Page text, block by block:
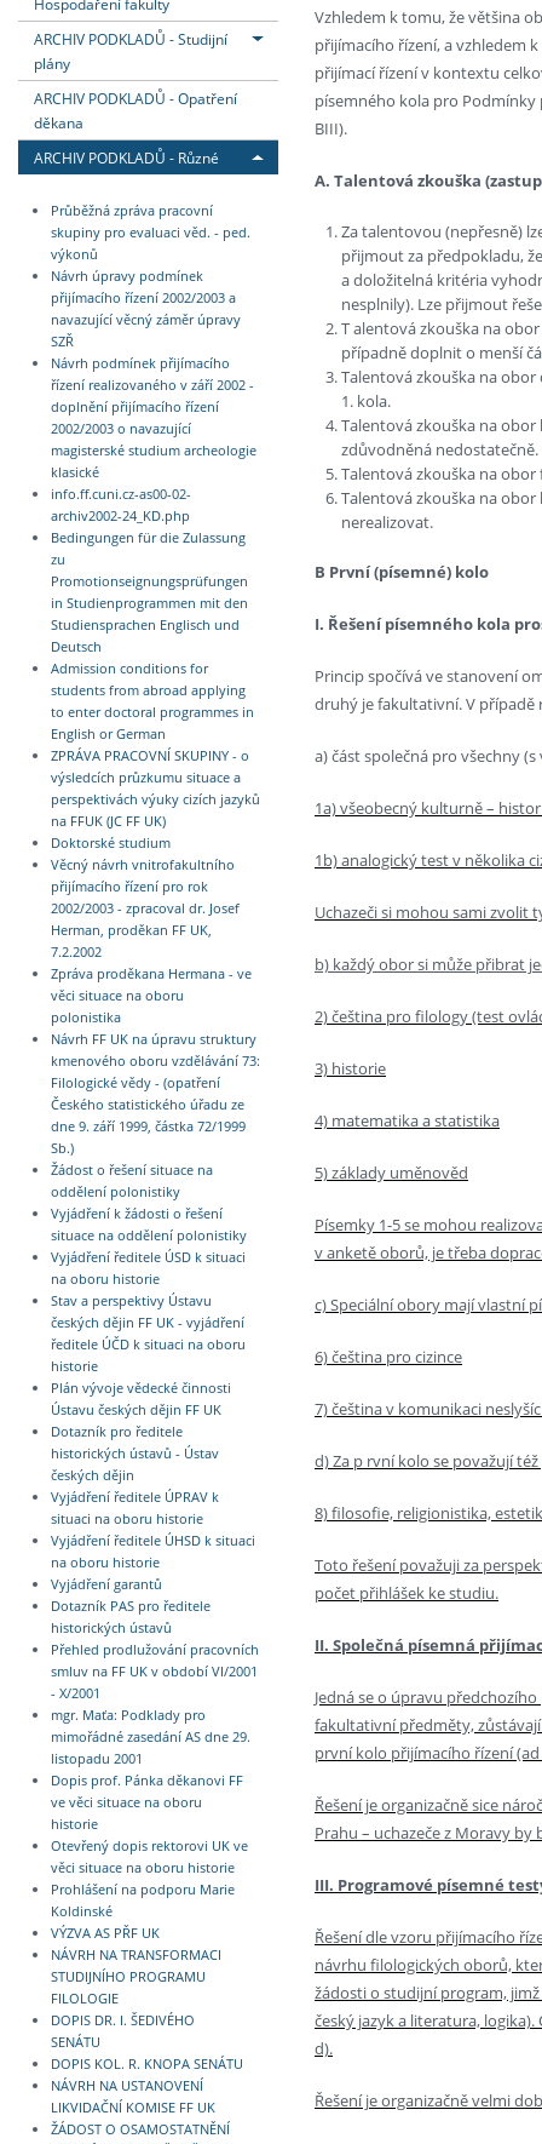
Hospodaření fakulty
ARCHIV PODKLADŮ - Studijní
plány
ARCHIV PODKLADŮ - Opatření
děkana
ARCHIV PODKLADŮ - Různé
Průběžná zpráva pracovní
skupiny pro evaluaci věd. - ped.
výkonů
Návrh úpravy podmínek
přijímacího řízení 2002/2003 a
navazující věcný záměr úpravy
SZŘ
Návrh podmínek přijímacího
řízení realizovaného v září 2002 -
doplnění přijímacího řízení
2002/2003 o navazující
magisterské studium archeologie
klasické
info.ff.cuni.cz-as00-02-
archiv2002-24_KD.php
Bedingungen für die Zulassung
zu
Promotionseignungsprüfungen
in Studienprogrammen mit den
Studiensprachen Englisch und
Deutsch
Admission conditions for
students from abroad applying
to enter doctoral programmes in
English or German
ZPRÁVA PRACOVNÍ SKUPINY - o
výsledcích průzkumu situace a
perspektivách výuky cizích jazyků
na FFUK (JC FF UK)
Doktorské studium
Věcný návrh vnitrofakultního
přijímacího řízení pro rok
2002/2003 - zpracoval dr. Josef
Herman, proděkan FF UK,
7.2.2002
Zpráva proděkana Hermana - ve
věci situace na oboru
polonistika
Návrh FF UK na úpravu struktury
kmenového oboru vzdělávání 73:
Filologické vědy - (opatření
Českého statistického úřadu ze
dne 9. září 1999, částka 72/1999
Sb.)
Žádost o řešení situace na
oddělení polonistiky
Vyjádření k žádosti o řešení
situace na oddělení polonistiky
Vyjádření ředitele ÚSD k situaci
na oboru historie
Stav a perspektivy Ústavu
českých dějin FF UK - vyjádření
ředitele ÚČD k situaci na oboru
historie
Plán vývoje vědecké činnosti
Ústavu českých dějin FF UK
Dotazník pro ředitele
historických ústavů - Ústav
českých dějin
Vyjádření ředitele ÚPRAV k
situaci na oboru historie
Vyjádření ředitele ÚHSD k situaci
na oboru historie
Vyjádření garantů
Dotazník PAS pro ředitele
historických ústavů
Přehled prodlužování pracovních
smluv na FF UK v období VI/2001
- X/2001
mgr. Maťa: Podklady pro
mimořádné zasedání AS dne 29.
listopadu 2001
Dopis prof. Pánka děkanovi FF
ve věci situace na oboru
historie
Otevřený dopis rektorovi UK ve
věci situace na oboru historie
Prohlášení na podporu Marie
Koldinské
VÝZVA AS PŘF UK
NÁVRH NA TRANSFORMACI
STUDIJNÍHO PROGRAMU
FILOLOGIE
DOPIS DR. I. ŠEDIVÉHO
SENÁTU
DOPIS KOL. R. KNOPA SENÁTU
NÁVRH NA USTANOVENÍ
LIKVIDAČNÍ KOMISE FF UK
ŽÁDOST O OSAMOSTATNĚNÍ
Vzhledem k tomu, že většina
přijímacího řízení, a vzhledem
přijímací řízení v kontextu
písemného kola pro
BIII).
A. Talentová zkouška
Za talentovou (nepřesně)
přijmout za předpokladu,
a doložitelná kritéria
nesplnily). Lze přijmout
T alentová zkouška na
případně doplnit o menší
Talentová zkouška na
1. kola.
Talentová zkouška na
zdůvodněná
Talentová zkouška na
Talentová zkouška na
nerealizovat.
B První (písemné) kolo
I. Řešení písemného kola
Princip spočívá ve stanovení
druhý je fakultativní. V případě
a) část společná pro všechny
1a) všeobecný kulturně –
1b) analogický test v několika
Uchazeči si mohou sami zvolit
b) každý obor si může přibrat
2) čeština pro filology (test
3) historie
4) matematika a statistika
5) základy uměnověd
Písemky 1-5 se mohou
v anketě oborů, je třeba
c) Speciální obory mají vlastní
6) čeština pro cizince
7) čeština v komunikaci
d) Za p rvní kolo se považují
8) filosofie, religionistika,
Toto řešení považuji za
počet přihlášek ke studiu.
II. Společná písemná
Jedná se o úpravu
fakultativní předměty,
první kolo přijímacího řízení (ad
Řešení je organizačně sice
Prahu – uchazeče z Moravy
III. Programové písemné
Řešení dle vzoru přijímacího
návrhu filologických oborů,
žádosti o studijní program,
český jazyk a literatura,
d).
Řešení je organizačně velmi